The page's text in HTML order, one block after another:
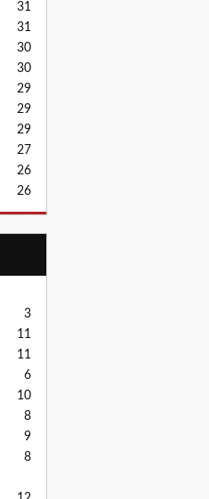
31
31
30
30
29
29
29
27
26
26
3
11
11
6
10
8
9
8